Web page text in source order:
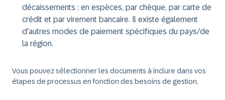
décaissements : en espèces, par chèque, par carte de
crédit et par virement bancaire. Il existe également
d'autres modes de paiement spécifiques du pays/de
la région.
Vous pouvez sélectionner les documents à inclure dans vos
étapes de processus en fonction des besoins de gestion.